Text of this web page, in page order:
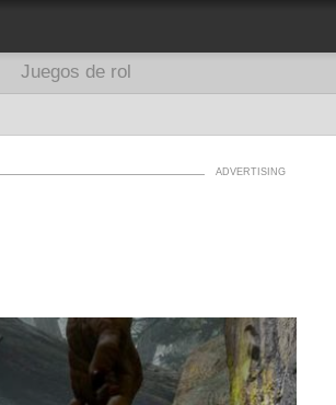
Juegos de rol